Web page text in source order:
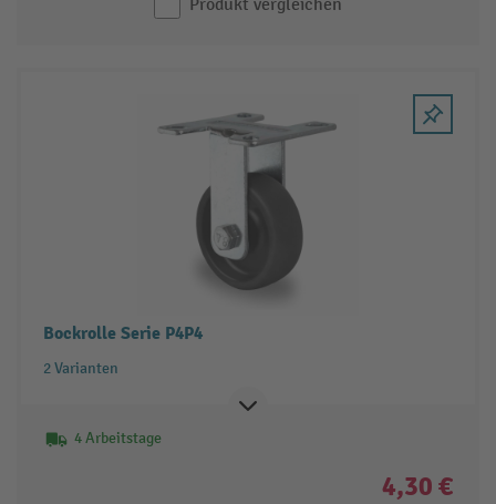
Produkt vergleichen
Bockrolle Serie P4P4
2 Varianten
4 Arbeitstage
4,30 €